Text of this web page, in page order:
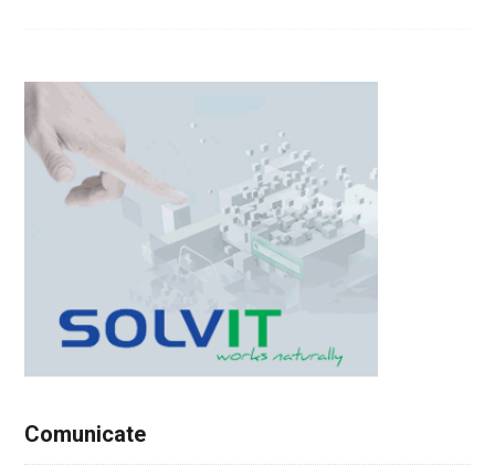
Comunicate